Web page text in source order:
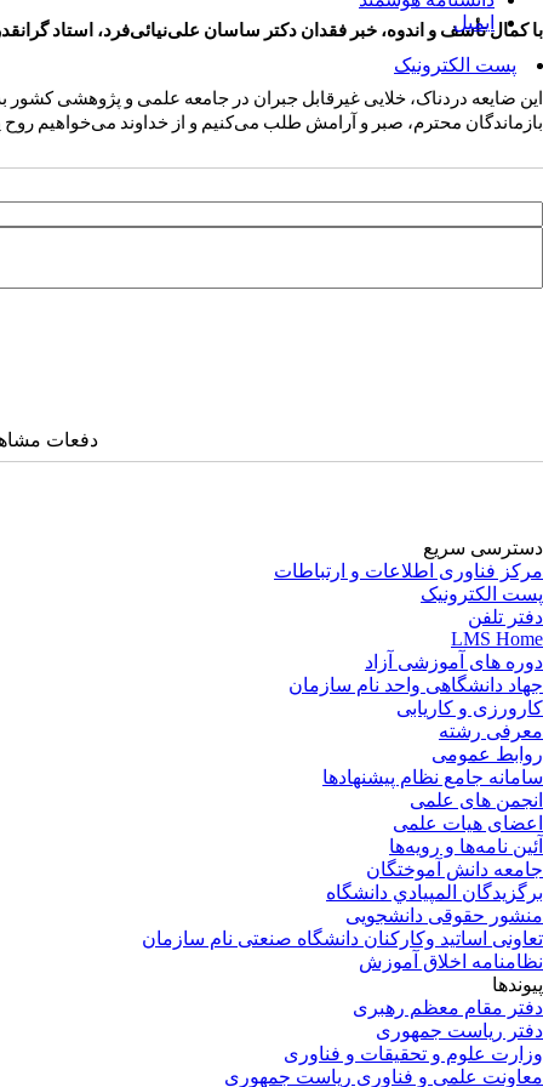
ایمیل
پست الکترونیک
با کمال تأسف و اندوه، خبر فقدان دکتر ساسان علی‌نیائی‌فرد، استاد
این ضایعه دردناک، خلایی غیرقابل جبران در جامعه علمی و پژوهشی کشور
بازماندگان محترم، صبر و آرامش طلب می‌کنیم و از خداوند می‌خواهیم روح
دفعات مشاهده:
دسترسی سریع
مرکز فناوری اطلاعات و ارتباطات
پست الکترونیک
دفتر تلفن
LMS Home
دوره های آموزشی آزاد
جهاد دانشگاهی واحد نام سازمان
کارورزی و کاریابی
معرفی رشته
روابط عمومی
سامانه جامع نظام پیشنهادها
انجمن های علمی
اعضای هیات علمی
آئین نامه‌ها و رویه‌ها
جامعه دانش آموختگان
برگزيدگان المپيادي دانشگاه
منشور حقوقی دانشجویی
تعاونی اساتید وکارکنان دانشگاه صنعتی نام سازمان
نظامنامه اخلاق آموزش
پیوندها
دفتر مقام معظم رهبری
دفتر ریاست جمهوری
وزارت علوم و تحقیقات و فناوری
معاونت علمی و فناوری ریاست جمهوری